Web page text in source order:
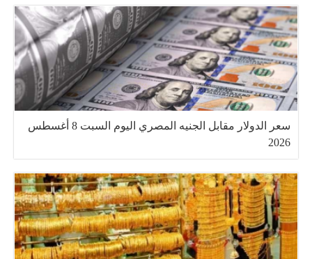
سعر الدولار مقابل الجنيه المصري اليوم السبت 8 أغسطس
2026